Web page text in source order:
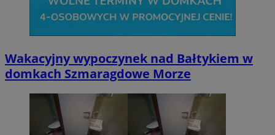
Wakacyjny wypoczynek nad Bałtykiem w
domkach Szmaragdowe Morze